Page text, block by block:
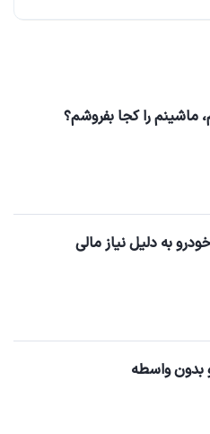
ماشینم را کجا بفروشم؟
به دلیل نیاز مالی
بدون واسطه